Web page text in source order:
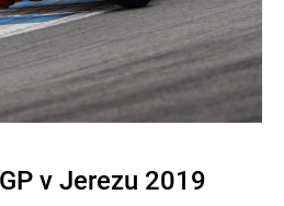
v Jerezu 2019